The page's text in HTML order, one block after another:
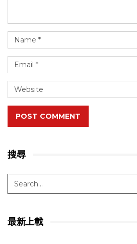
POST COMMENT
搜尋
最新上載